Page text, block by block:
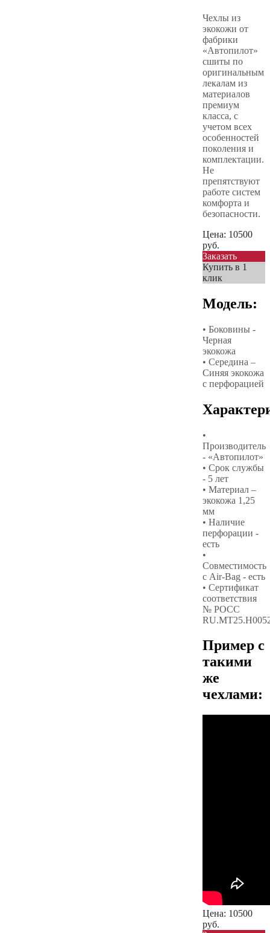
Чехлы из
экокожи от
фабрики
«Автопилот»
сшиты по
оригинальным
лекалам из
материалов
премиум
класса, с
учетом всех
особенностей
поколения и
комплектации.
Не
препятствуют
работе систем
комфорта и
безопасности.
Цена: 10500
руб.
Заказать
Купить в 1
клик
Модель:
• Боковины -
Черная
экокожа
• Середина –
Синяя экокожа
с перфорацией
•
Производитель
- «Автопилот»
• Срок службы
- 5 лет
• Материал –
экокожа 1,25
мм
• Наличие
перфорации -
есть
•
Совместимость
с Air-Bag - есть
• Сертификат
соответствия
№ РОСС
Пример с
такими
же
чехлами:
Цена: 10500
руб.